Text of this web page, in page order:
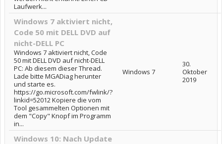
Laufwerk...
Windows 7 aktiviert nicht,
Code 50 mit DELL DVD auf
nicht-DELL PC
Windows 7 aktiviert nicht, Code
50 mit DELL DVD auf nicht-DELL
PC: Ab diesem dieser Thread.
Lade bitte MGADiag herunter
und starte es.
https://go.microsoft.com/fwlink/?
linkid=52012 Kopiere die vom
Tool gesammelten Optionen mit
dem "Copy" Knopf im Programm
in...
Windows 7
30.
Oktober
2019
Windows 10: Nach Update